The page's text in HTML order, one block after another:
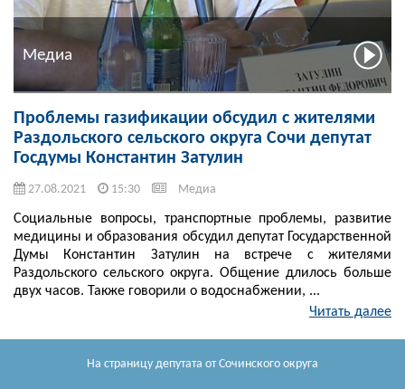
На страницу депутата от Сочинского округа
Медиа
Проблемы газификации обсудил с жителями
Раздольского сельского округа Сочи депутат
Госдумы Константин Затулин
27.08.2021 15:30 Медиа
Социальные вопросы, транспортные проблемы, развитие
медицины и образования обсудил депутат Государственной
Думы Константин Затулин на встрече с жителями
Раздольского сельского округа. Общение длилось больше
двух часов. Также говорили о водоснабжении, ...
Читать далее